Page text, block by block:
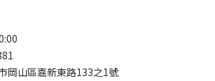
岡山區嘉新東路133之1號